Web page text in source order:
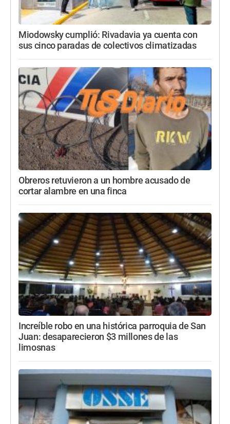
Miodowsky cumplió: Rivadavia ya cuenta con
sus cinco paradas de colectivos climatizadas
Obreros retuvieron a un hombre acusado de
cortar alambre en una finca
Increíble robo en una histórica parroquia de San
Juan: desaparecieron $3 millones de las
limosnas